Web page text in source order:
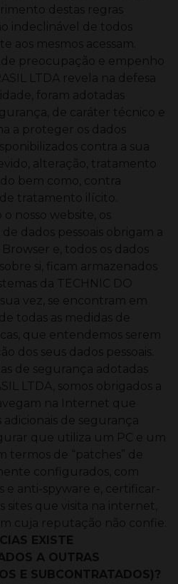
destas regras
indeclinável de todos
aos mesmos acessam.
preocupação e empenho
LTDA revela na defesa
foram adotadas
de caráter técnico e
a proteger os dados
contra a sua
alteração, tratamento
bem como, contra
tratamento ilícito.
nosso website, os
dados pessoais obrigam a
e, todos os dados
si, ficam armazenados
da TECHNIC DO
vez, se encontram em
todas as medidas de
que entendemos serem
dos seus dados pessoais.
de segurança adotadas
LTDA, somos obrigados a
na Internet que
de segurança
que utiliza um PC e um
termos de “patches” de
configurados, com
anti-spyware e, certificar-
sites que visita na internet,
cuja reputação não confie.
EXISTE
A OUTRAS
E SUBCONTRATADOS)?